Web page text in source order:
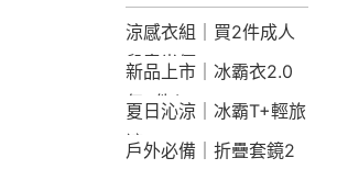
涼感衣組｜買2件成人
兒童半價
新品上市｜冰霸衣2.0
任2件$2290
夏日沁涼｜冰霸T+輕旅
褲
戶外必備｜折疊套鏡2